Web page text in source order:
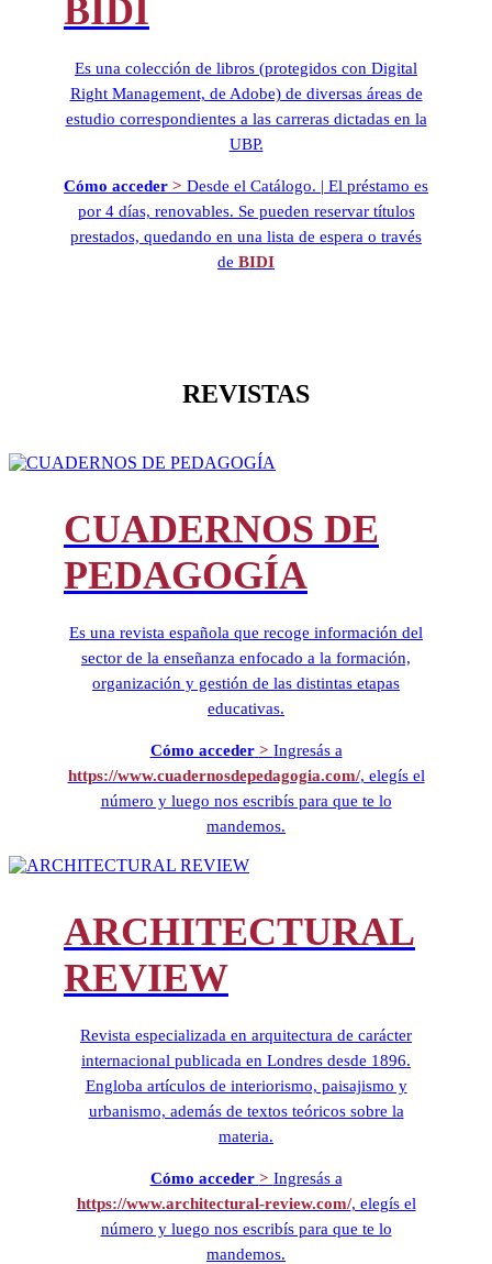
BIDI
Es una colección de libros (protegidos con Digital
Right Management, de Adobe) de diversas áreas de
estudio correspondientes a las carreras dictadas en la
UBP.
Cómo acceder > Desde el Catálogo. | El préstamo es
por 4 días, renovables. Se pueden reservar títulos
prestados, quedando en una lista de espera o través
de BIDI
REVISTAS
CUADERNOS DE
PEDAGOGÍA
Es una revista española que recoge información del
sector de la enseñanza enfocado a la formación,
organización y gestión de las distintas etapas
educativas.
Cómo acceder > Ingresás a
https://www.cuadernosdepedagogia.com/, elegís el
número y luego nos escribís para que te lo
mandemos.
ARCHITECTURAL
REVIEW
Revista especializada en arquitectura de carácter
internacional publicada en Londres desde 1896.
Engloba artículos de interiorismo, paisajismo y
urbanismo, además de textos teóricos sobre la
materia.
Cómo acceder > Ingresás a
https://www.architectural-review.com/, elegís el
número y luego nos escribís para que te lo
mandemos.